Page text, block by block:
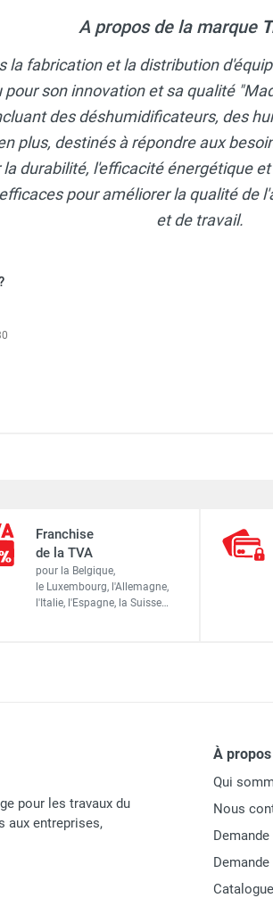
A propos de la marque
la fabrication et la distribution
pour son innovation et sa qualité
des déshumidificateurs, des
plus, destinés à répondre aux
durabilité, l'efficacité énergétique
pour améliorer la qualité de
et de travail.
230 mm x 55 mm x 35 mm
205 g
Franchise
de la TVA
pour la Belgique,
le Luxembourg, l'Allemagne,
l'Italie, l'Espagne, la Suisse…
pour les travaux du
aux entreprises,
À
Qui
Nous
Demande
Catalogue